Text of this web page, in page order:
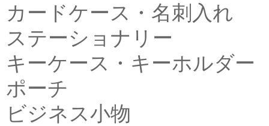
カードケース・名刺入れ
ステーショナリー
キーケース・キーホルダー
ポーチ
ビジネス小物